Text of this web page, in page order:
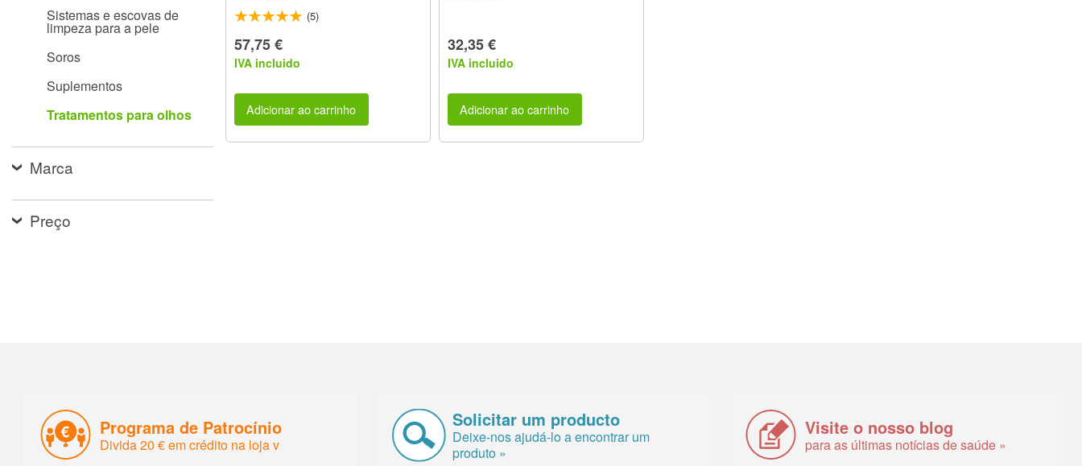
acessibilidade.
Sistemas e escovas de
limpeza para a pele
Soros
Suplementos
Tratamentos para olhos
Marca
Preço
(5)
57,75 €
IVA incluido
Adicionar ao carrinho
32,35 €
IVA incluido
Adicionar ao carrinho
Programa de Patrocínio
Divida 20 € em crédito na loja v
Solicitar um producto
Deixe-nos ajudá-lo a encontrar um
produto »
Visite o nosso blog
para as últimas notícias de saúde »